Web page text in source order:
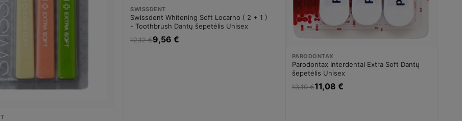
SWISSDENT
Swissdent Whitening Soft Locarno ( 2 + 1 )
- Toothbrush Dantų šepetėlis Unisex
12,12 €9,56 €
PARODONTAX
Parodontax Interdental Extra Soft Dantų
šepetėlis Unisex
13,10 €11,08 €